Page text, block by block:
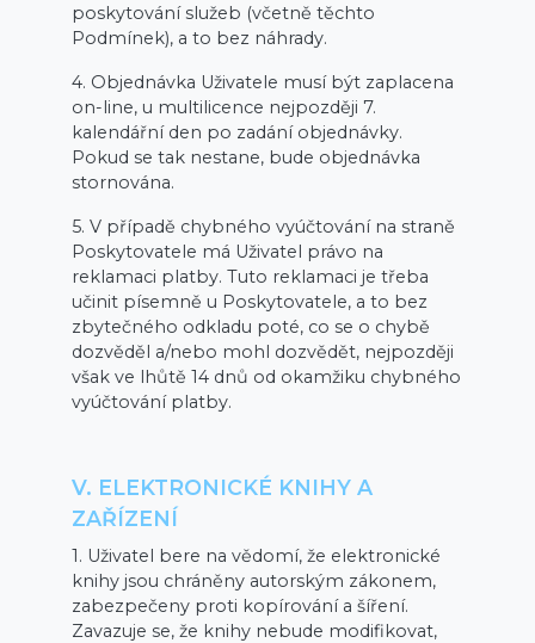
poskytování služeb (včetně těchto
Podmínek), a to bez náhrady.
4. Objednávka Uživatele musí být zaplacena
on-line, u multilicence nejpozději 7.
kalendářní den po zadání objednávky.
Pokud se tak nestane, bude objednávka
stornována.
5. V případě chybného vyúčtování na straně
Poskytovatele má Uživatel právo na
reklamaci platby. Tuto reklamaci je třeba
učinit písemně u Poskytovatele, a to bez
zbytečného odkladu poté, co se o chybě
dozvěděl a/nebo mohl dozvědět, nejpozději
však ve lhůtě 14 dnů od okamžiku chybného
vyúčtování platby.
V. ELEKTRONICKÉ KNIHY A
ZAŘÍZENÍ
1. Uživatel bere na vědomí, že elektronické
knihy jsou chráněny autorským zákonem,
zabezpečeny proti kopírování a šíření.
Zavazuje se, že knihy nebude modifikovat,